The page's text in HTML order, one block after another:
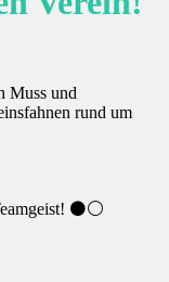
Muss und
rund um
⚫⚪